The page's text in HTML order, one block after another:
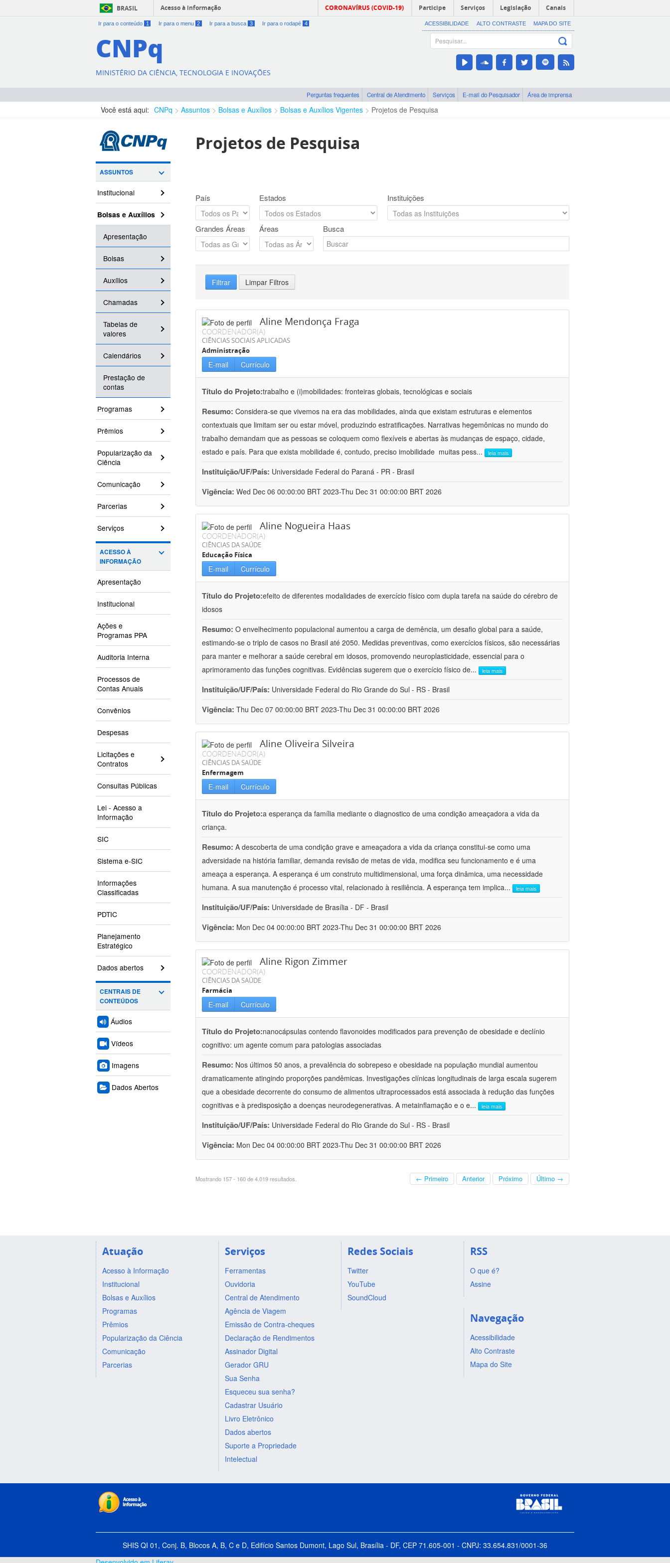
BRASIL Acesso à informação CORONAVÍRUS (COVID-19) Participe Serviços Legislação Canais
Ir para o conteúdo 1 Ir para o menu 2 Ir para a busca 3 Ir para o rodapé 4 ACESSIBILIDADE ALTO CONTRASTE MAPA DO SITE
CNPq
MINISTÉRIO DA CIÊNCIA, TECNOLOGIA E INOVAÇÕES
Perguntas frequentes Central de Atendimento Serviços E-mail do Pesquisador Área de imprensa
Você está aqui: CNPq Assuntos Bolsas e Auxílios Bolsas e Auxílios Vigentes Projetos de Pesquisa
ASSUNTOS
Institucional
Bolsas e Auxílios
Apresentação
Bolsas
Auxílios
Chamadas
Tabelas de
valores
Calendários
Prestação de
contas
Programas
Prêmios
Popularização da
Ciência
Comunicação
Parcerias
Serviços
ACESSO À
INFORMAÇÃO
Apresentação
Institucional
Ações e
Programas PPA
Auditoria Interna
Processos de
Contas Anuais
Convênios
Despesas
Licitações e
Contratos
Consultas Públicas
Lei - Acesso a
Informação
SIC
Sistema e-SIC
Informações
Classificadas
PDTIC
Planejamento
Estratégico
Dados abertos
CENTRAIS DE
CONTEÚDOS
Áudios
Vídeos
Imagens
Dados Abertos
Projetos de Pesquisa
País Estados Instituições
Grandes Áreas Áreas Busca
Filtrar Limpar Filtros
Aline Mendonça Fraga
COORDENADOR(A)
CIÊNCIAS SOCIAIS APLICADAS
Administração
E-mail Currículo
Título do Projeto:trabalho e (i)mobilidades: fronteiras globais, tecnológicas e sociais
Resumo: Considera-se que vivemos na era das mobilidades, ainda que existam estruturas e elementos
contextuais que limitam ser ou estar móvel, produzindo estratificações. Narrativas hegemônicas no mundo do
trabalho demandam que as pessoas se coloquem como flexíveis e abertas às mudanças de espaço, cidade,
estado e país. Para que exista mobilidade é, contudo, preciso imobilidade  muitas pess... leia mais
Instituição/UF/País: Universidade Federal do Paraná - PR - Brasil
Vigência: Wed Dec 06 00:00:00 BRT 2023-Thu Dec 31 00:00:00 BRT 2026
Aline Nogueira Haas
COORDENADOR(A)
CIÊNCIAS DA SAÚDE
Educação Física
E-mail Currículo
Título do Projeto:efeito de diferentes modalidades de exercício físico com dupla tarefa na saúde do cérebro de
idosos
Resumo: O envelhecimento populacional aumentou a carga de demência, um desafio global para a saúde,
estimando-se o triplo de casos no Brasil até 2050. Medidas preventivas, como exercícios físicos, são necessárias
para manter e melhorar a saúde cerebral em idosos, promovendo neuroplasticidade, essencial para o
aprimoramento das funções cognitivas. Evidências sugerem que o exercício físico de... leia mais
Instituição/UF/País: Universidade Federal do Rio Grande do Sul - RS - Brasil
Vigência: Thu Dec 07 00:00:00 BRT 2023-Thu Dec 31 00:00:00 BRT 2026
Aline Oliveira Silveira
COORDENADOR(A)
CIÊNCIAS DA SAÚDE
Enfermagem
E-mail Currículo
Título do Projeto:a esperança da família mediante o diagnostico de uma condição ameaçadora a vida da
criança.
Resumo: A descoberta de uma condição grave e ameaçadora a vida da criança constitui-se como uma
adversidade na história familiar, demanda revisão de metas de vida, modifica seu funcionamento e é uma
ameaça a esperança. A esperança é um construto multidimensional, uma força dinâmica, uma necessidade
humana. A sua manutenção é processo vital, relacionado à resiliência. A esperança tem implica... leia mais
Instituição/UF/País: Universidade de Brasília - DF - Brasil
Vigência: Mon Dec 04 00:00:00 BRT 2023-Thu Dec 31 00:00:00 BRT 2026
Aline Rigon Zimmer
COORDENADOR(A)
CIÊNCIAS DA SAÚDE
Farmácia
E-mail Currículo
Título do Projeto:nanocápsulas contendo flavonoides modificados para prevenção de obesidade e declínio
cognitivo: um agente comum para patologias associadas
Resumo: Nos últimos 50 anos, a prevalência do sobrepeso e obesidade na população mundial aumentou
dramaticamente atingindo proporções pandêmicas. Investigações clínicas longitudinais de larga escala sugerem
que a obesidade decorrente do consumo de alimentos ultraprocessados está associada à redução das funções
cognitivas e à predisposição a doenças neurodegenerativas. A metainflamação e o e... leia mais
Instituição/UF/País: Universidade Federal do Rio Grande do Sul - RS - Brasil
Vigência: Mon Dec 04 00:00:00 BRT 2023-Thu Dec 31 00:00:00 BRT 2026
Mostrando 157 - 160 de 4.019 resultados. ← Primeiro Anterior Próximo Último →
Atuação
Acesso à Informação
Institucional
Bolsas e Auxílios
Programas
Prêmios
Popularização da Ciência
Comunicação
Parcerias
Serviços
Ferramentas
Ouvidoria
Central de Atendimento
Agência de Viagem
Emissão de Contra-cheques
Declaração de Rendimentos
Assinador Digital
Gerador GRU
Sua Senha
Esqueceu sua senha?
Cadastrar Usuário
Livro Eletrônico
Dados abertos
Suporte a Propriedade
Intelectual
Redes Sociais
Twitter
YouTube
SoundCloud
RSS
O que é?
Assine
Navegação
Acessibilidade
Alto Contraste
Mapa do Site
SHIS QI 01, Conj. B, Blocos A, B, C e D, Edifício Santos Dumont, Lago Sul, Brasília - DF, CEP 71.605-001 - CNPJ: 33.654.831/0001-36